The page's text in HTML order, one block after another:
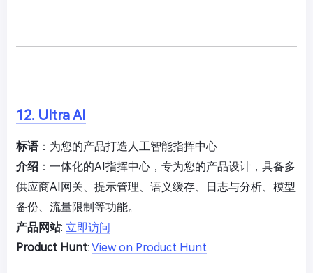
12. Ultra AI
标语：为您的产品打造人工智能指挥中心
介绍 ：一体化的AI指挥中心，专为您的产品设计，具备多
供应商AI网关、提示管理、语义缓存、日志与分析、模型
备份、流量限制等功能。
产品网站: 立即访问
Product Hunt: View on Product Hunt